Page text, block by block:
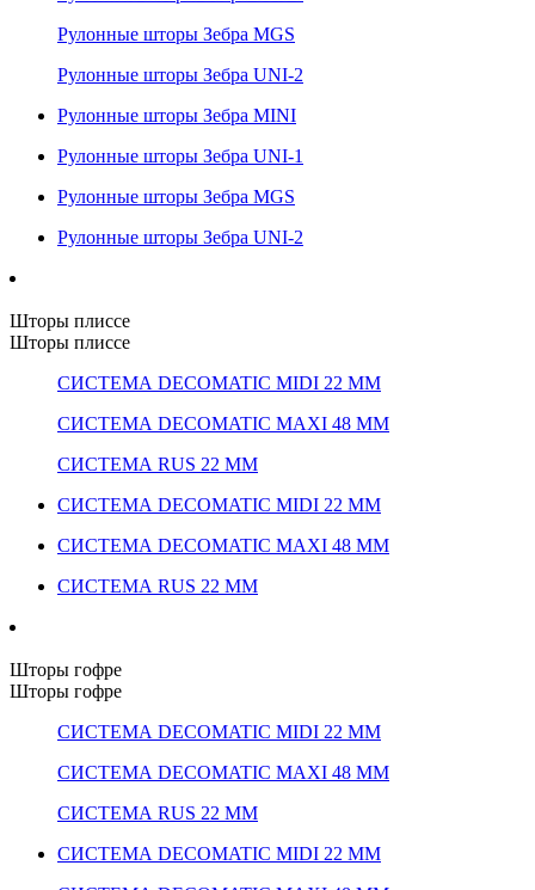
Рулонные шторы Зебра MGS
Рулонные шторы Зебра UNI-2
Рулонные шторы Зебра MINI
Рулонные шторы Зебра UNI-1
Рулонные шторы Зебра MGS
Рулонные шторы Зебра UNI-2
Шторы плиссе
Шторы плиссе
СИСТЕМА DECOMATIC MIDI 22 ММ
СИСТЕМА DECOMATIC MAXI 48 ММ
СИСТЕМА RUS 22 ММ
СИСТЕМА DECOMATIC MIDI 22 ММ
СИСТЕМА DECOMATIC MAXI 48 ММ
СИСТЕМА RUS 22 ММ
Шторы гофре
Шторы гофре
СИСТЕМА DECOMATIC MIDI 22 ММ
СИСТЕМА DECOMATIC MAXI 48 ММ
СИСТЕМА RUS 22 ММ
СИСТЕМА DECOMATIC MIDI 22 ММ